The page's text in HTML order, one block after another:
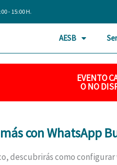
- 15:00 H.
AESB
EVENTO
O NO
con WhatsApp
descubrirás como